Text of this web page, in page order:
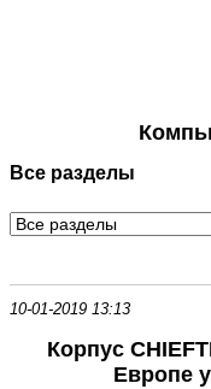
Все разделы
10-01-2019 13:13
Корпус
Европе